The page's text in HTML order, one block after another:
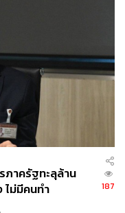
TEAM
STANDARD
าครัฐทะลุล้าน
ไม่มีคนทำ
187